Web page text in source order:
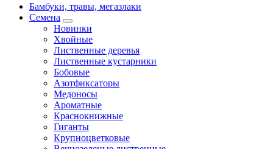
Бамбуки, травы, мегазлаки
Семена
Новинки
Хвойные
Лиственные деревья
Лиственные кустарники
Бобовые
Азотфиксаторы
Медоносы
Ароматные
Краснокнижные
Гиганты
Крупноцветковые